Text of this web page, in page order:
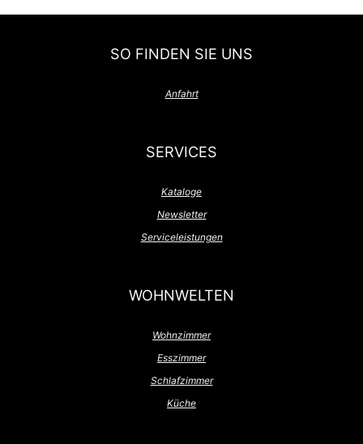
SO FINDEN SIE UNS
Anfahrt
SERVICES
Kataloge
Newsletter
Serviceleistungen
WOHNWELTEN
Wohnzimmer
Esszimmer
Schlafzimmer
Küche